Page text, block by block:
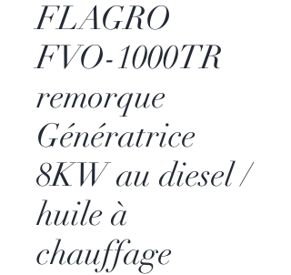
FLAGRO
FVO-1000TR
remorque
Génératrice
8KW au diesel /
huile à
chauffage